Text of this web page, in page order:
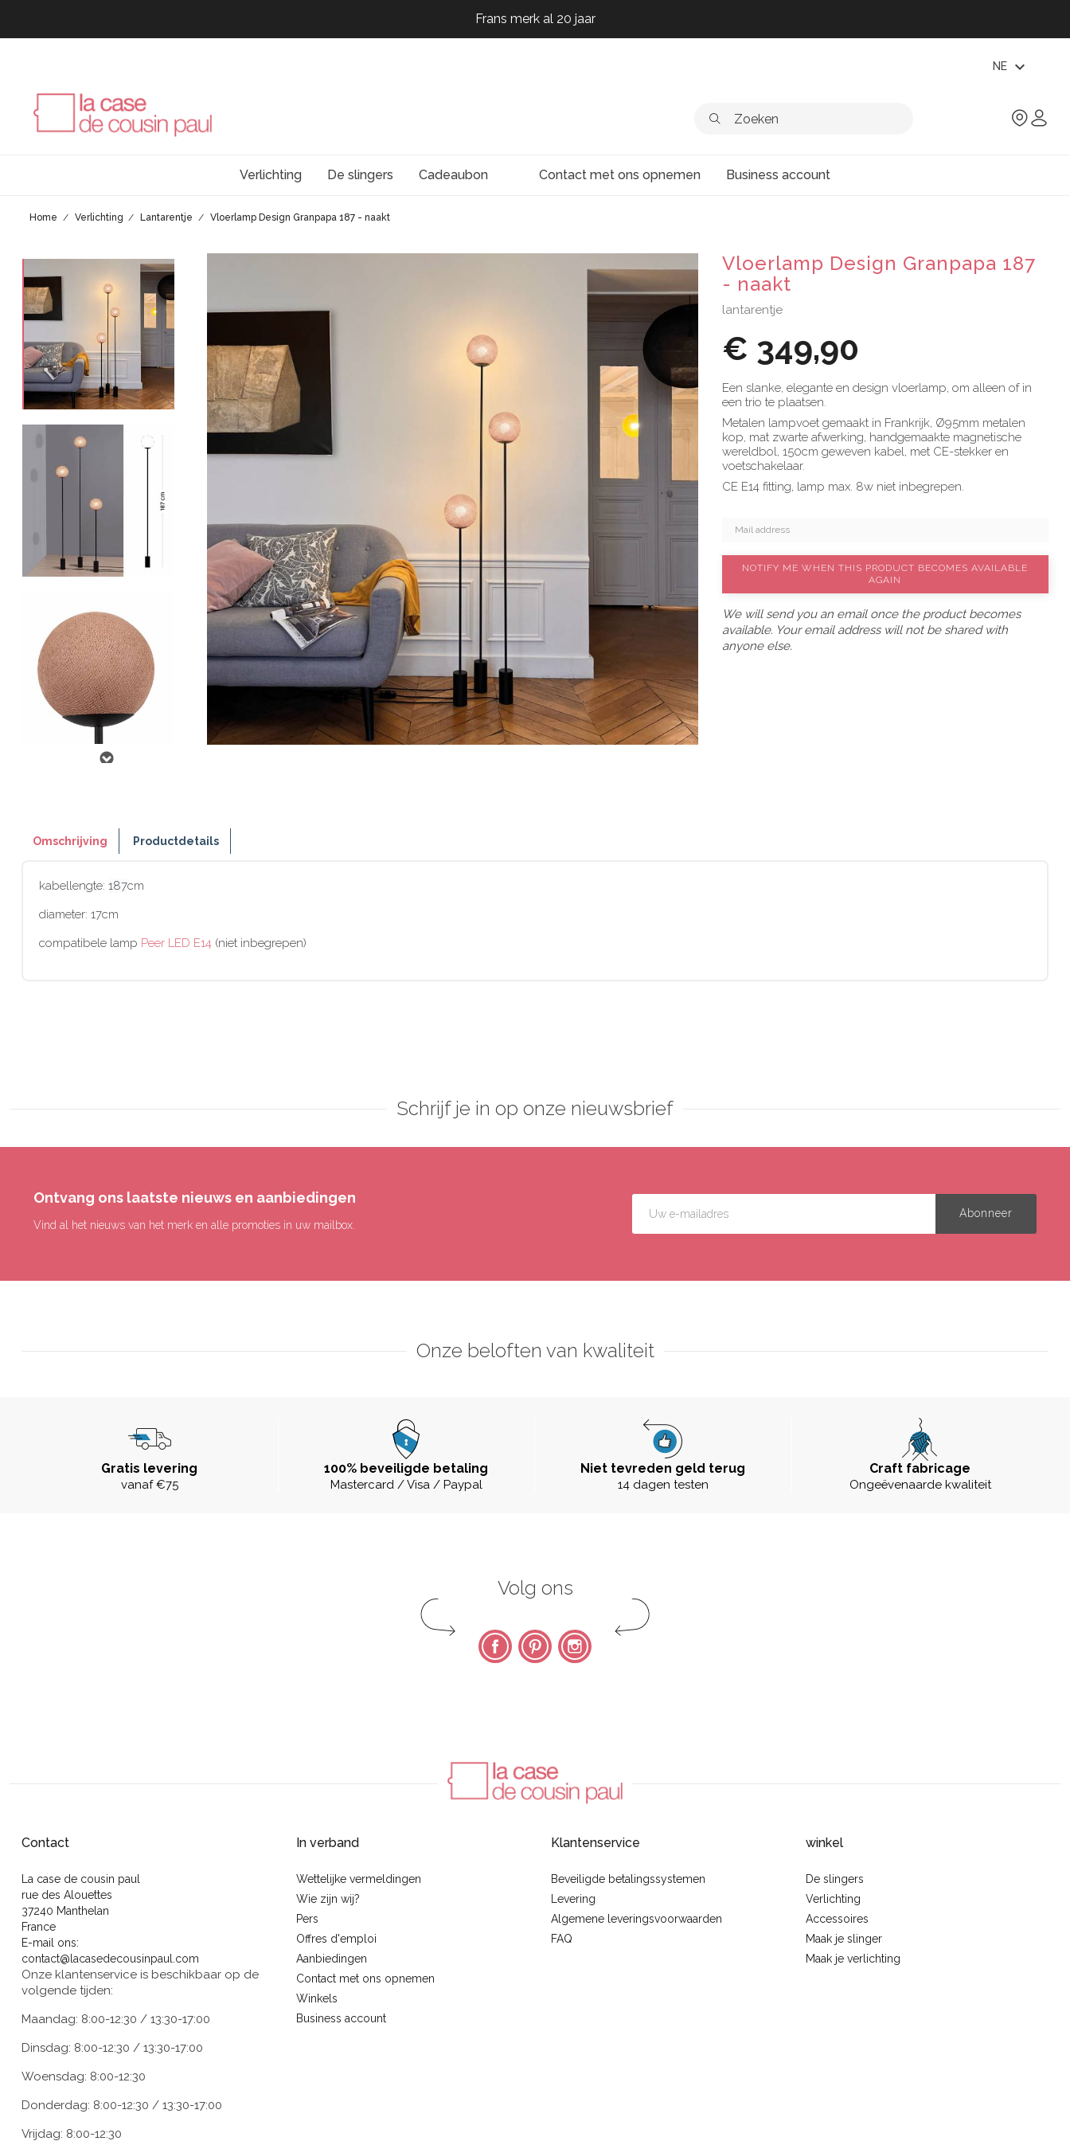
Frans merk al 20 jaar
Frans merk al 20 jaar
NE expand_more
Verlichting De slingers Cadeaubon Contact met ons opnemen Business account
Home Verlichting Lantarentje Vloerlamp Design Granpapa 187 - naakt
Vloerlamp Design Granpapa 187
- naakt
lantarentje
€ 349,90
Een slanke, elegante en design vloerlamp, om alleen of in
een trio te plaatsen.
Metalen lampvoet gemaakt in Frankrijk, Ø95mm metalen
kop, mat zwarte afwerking, handgemaakte magnetische
wereldbol, 150cm geweven kabel, met CE-stekker en
voetschakelaar.
CE E14 fitting, lamp max. 8w niet inbegrepen.
NOTIFY ME WHEN THIS PRODUCT BECOMES AVAILABLE
AGAIN
We will send you an email once the product becomes
available. Your email address will not be shared with
anyone else.
Omschrijving Productdetails
kabellengte: 187cm
diameter: 17cm
compatibele lamp Peer LED E14 (niet inbegrepen)
Schrijf je in op onze nieuwsbrief
Ontvang ons laatste nieuws en aanbiedingen
Vind al het nieuws van het merk en alle promoties in uw mailbox.
Onze beloften van kwaliteit
Gratis levering
vanaf €75
100% beveiligde betaling
Mastercard / Visa / Paypal
Niet tevreden geld terug
14 dagen testen
Craft fabricage
Ongeëvenaarde kwaliteit
Volg ons
FacebookPinterest Instagram
Contact
La case de cousin paul
rue des Alouettes
37240 Manthelan
France
E-mail ons:
contact@lacasedecousinpaul.com
Onze klantenservice is beschikbaar op de
volgende tijden:
Maandag: 8:00-12:30 / 13:30-17:00
Dinsdag: 8:00-12:30 / 13:30-17:00
Woensdag: 8:00-12:30
Donderdag: 8:00-12:30 / 13:30-17:00
Vrijdag: 8:00-12:30
In verband
Wettelijke vermeldingen
Wie zijn wij?
Pers
Offres d'emploi
Aanbiedingen
Contact met ons opnemen
Winkels
Business account
Klantenservice
Beveiligde betalingssystemen
Levering
Algemene leveringsvoorwaarden
FAQ
winkel
De slingers
Verlichting
Accessoires
Maak je slinger
Maak je verlichting